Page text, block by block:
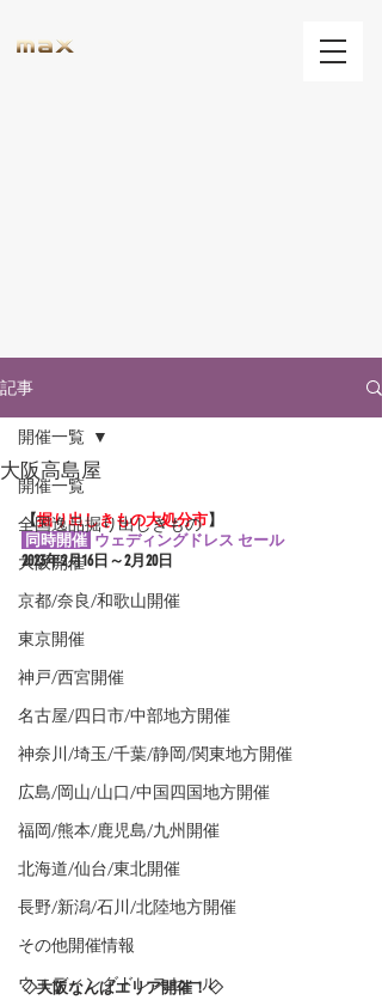
記事
開催一覧
全国逸品掘り出しきもの
大阪開催
京都/奈良/和歌山開催
東京開催
神戸/西宮開催
名古屋/四日市/中部地方開催
神奈川/埼玉/千葉/静岡/関東地方開催
広島/岡山/山口/中国四国地方開催
福岡/熊本/鹿児島/九州開催
北海道/仙台/東北開催
長野/新潟/石川/北陸地方開催
その他開催情報
ウエディングドレスセール
開催一覧
大阪高島屋
【掘り出しきもの大処分市】
同時開催 ウェディングドレス セール
2023年2月16日～2月20日
◇大阪なんばエリア開催！◇